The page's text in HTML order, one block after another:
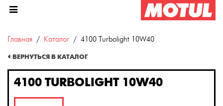
Главная Каталог 4100 Turbolight 10W40
ВЕРНУТЬСЯ В КАТАЛОГ
4100 TURBOLIGHT 10W40